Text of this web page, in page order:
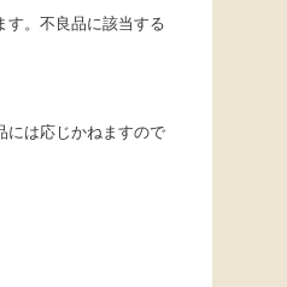
す。不良品に該当する
には応じかねますので